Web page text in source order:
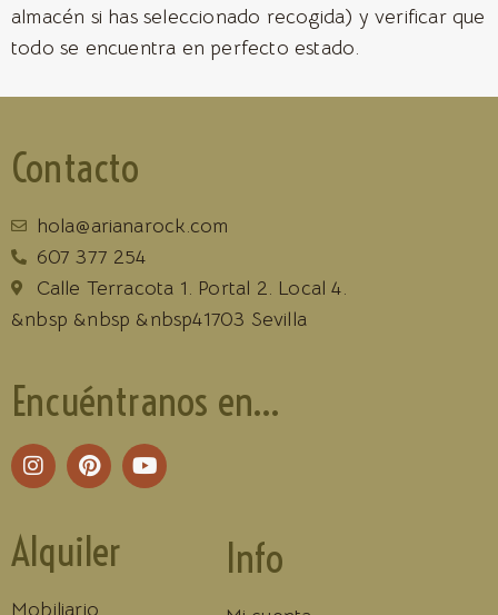
almacén si has seleccionado recogida) y verificar que
todo se encuentra en perfecto estado.
Contacto
hola@arianarock.com
607 377 254
Calle Terracota 1. Portal 2. Local 4.
&nbsp &nbsp &nbsp41703 Sevilla
Encuéntranos en...
Alquiler
Mobiliario
Info